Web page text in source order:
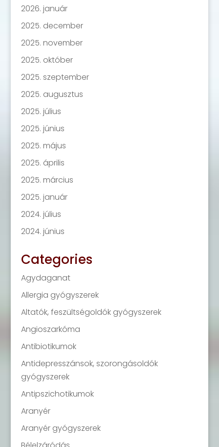
2026. január
2025. december
2025. november
2025. október
2025. szeptember
2025. augusztus
2025. július
2025. június
2025. május
2025. április
2025. március
2025. január
2024. július
2024. június
Categories
Agydaganat
Allergia gyógyszerek
Altatók, feszültségoldók gyógyszerek
Angioszarkóma
Antibiotikumok
Antidepresszánsok, szorongásoldók
gyógyszerek
Antipszichotikumok
Aranyér
Aranyér gyógyszerek